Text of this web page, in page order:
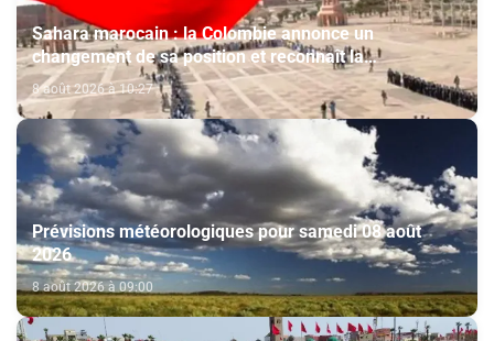
Sahara marocain : la Colombie annonce un
changement de sa position et reconnaît la
souveraineté du Maroc sur son Sahara
8 août 2026 à 10:27
Prévisions météorologiques pour samedi 08 août
2026
8 août 2026 à 09:00